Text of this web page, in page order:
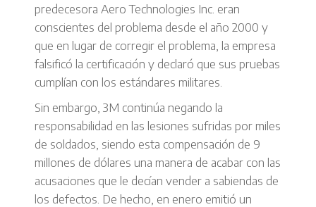
predecesora Aero Technologies Inc. eran
conscientes del problema desde el año 2000 y
que en lugar de corregir el problema, la empresa
falsificó la certificación y declaró que sus pruebas
cumplían con los estándares militares.
Sin embargo, 3M continúa negando la
responsabilidad en las lesiones sufridas por miles
de soldados, siendo esta compensación de 9
millones de dólares una manera de acabar con las
acusaciones que le decían vender a sabiendas de
los defectos. De hecho, en enero emitió un